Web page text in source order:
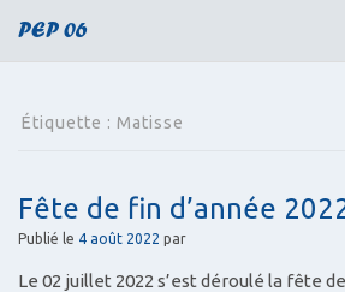
PEP 06
Étiquette : Matisse
Fête de fin d’année
Publié le 4 août 2022 par
Le 02 juillet 2022 s’est déroulé la fête